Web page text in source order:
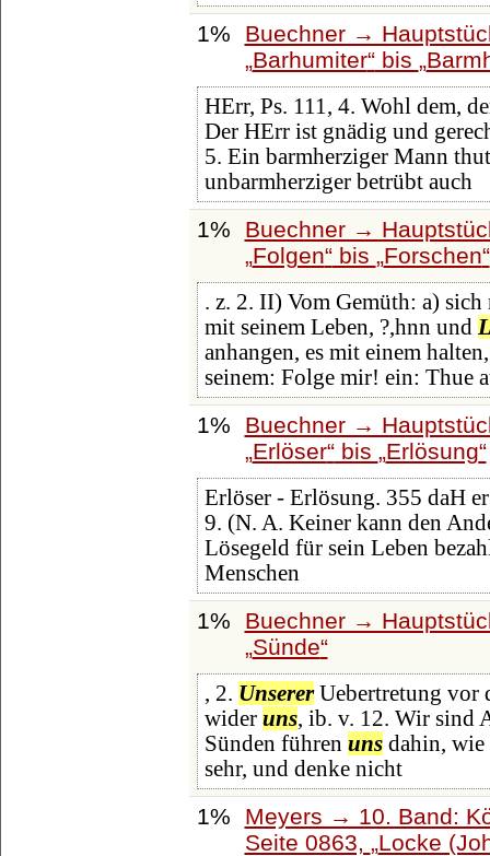
1%
Buechner →
Barhumiter bis
HErr, Ps. 111, 4. Wohl dem,
Der HErr ist gnädig und
5. Ein barmherziger Mann
unbarmherziger betrübt auch
1%
Buechner →
Folgen bis Forschen
. z. 2. II) Vom Gemüth: a)
mit seinem Leben, ?,hnn und
anhangen, es mit einem
seinem: Folge mir! ein: Thue
1%
Buechner →
Erlöser bis Erlösung
Erlöser - Erlösung. 355 daH
9. (N. A. Keiner kann den
Lösegeld für sein Leben
Menschen
1%
Buechner →
Sünde
, 2. UnsererUebertretung vor
wider uns, ib. v. 12. Wir sind
Sünden führen unsdahin, wie
sehr, und denke nicht
1%
Meyers → 10. Band:
Seite 0863,
Locke